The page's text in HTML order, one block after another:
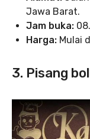
Jawa Barat.
Jam buka:
Harga: Mulai
3. Pisang